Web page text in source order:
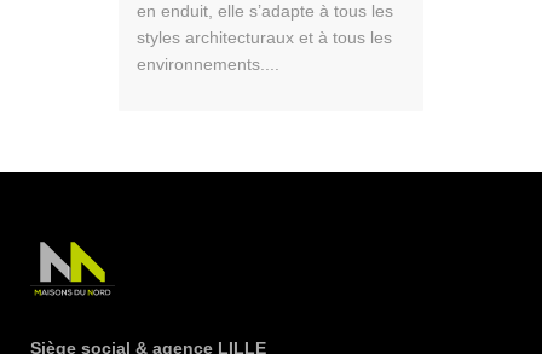
en enduit, elle s’adapte à tous les
styles architecturaux et à tous les
environnements....
Siège social & agence LILLE